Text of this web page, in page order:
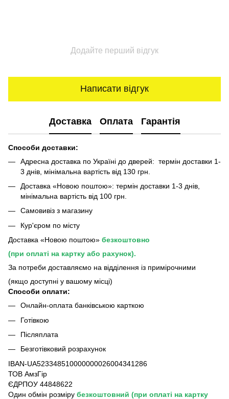
Додайте перший відгук
Написати відгук
Доставка Оплата Гарантія
Способи доставки:
Адресна доставка по Україні до дверей: термін доставки 1-
3 днів, мінімальна вартість від 130 грн.
Доставка «Новою поштою»: термін доставки 1-3 днів,
мінімальна вартість від 100 грн.
Самовивіз з магазину
Кур'єром по місту
Доставка «Новою поштою» безкоштовно
(при оплаті на картку або рахунок).
За потреби доставляємо на відділення із примірочними
(якщо доступні у вашому місці)
Способи оплати:
Онлайн-оплата банківською карткою
Готівкою
Післяплата
Безготівковий розрахунок
IBAN-UA523348510000000026004341286
ТОВ АмзГір
ЄДРПОУ 44848622
Один обмін розміру безкоштовний (при оплаті на картку